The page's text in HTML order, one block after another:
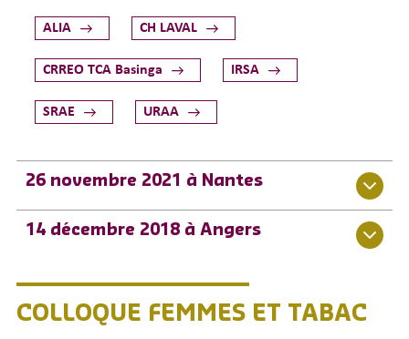
ALIA CH LAVAL
CRREO TCA Basinga IRSA
SRAE URAA
26 novembre 2021 à Nantes
14 décembre 2018 à Angers
COLLOQUE FEMMES ET TABAC